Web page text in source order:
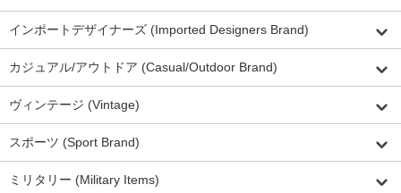
インポートデザイナーズ (Imported Designers Brand)
カジュアル/アウトドア (Casual/Outdoor Brand)
ヴィンテージ (Vintage)
スポーツ (Sport Brand)
ミリタリー (Military Items)